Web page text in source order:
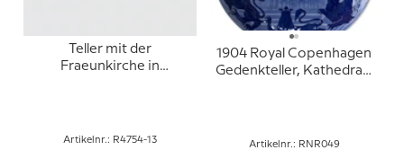
Teller mit der
Fraeunkirche in
Artikelnr.: R4754-13
1904 Royal Copenhagen
Gedenkteller, Kathedrale
Artikelnr.: RNR049